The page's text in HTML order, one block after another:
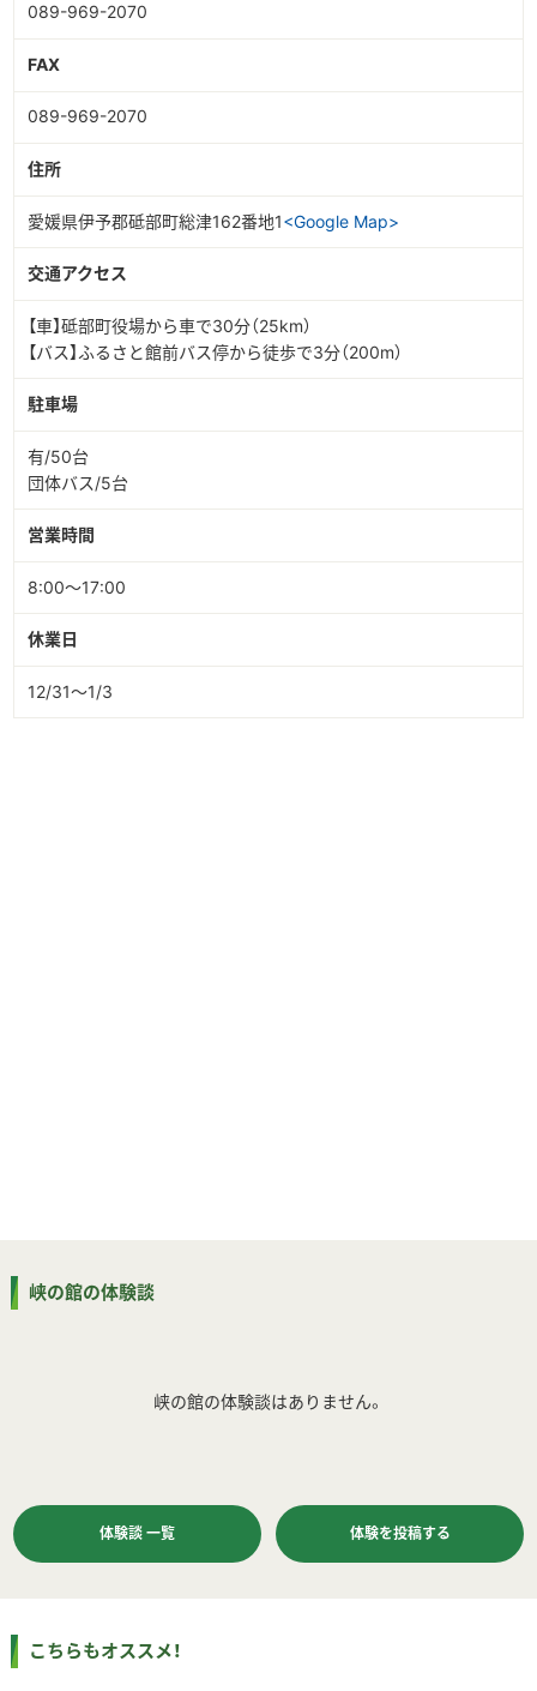
089-969-2070
FAX
089-969-2070
住所
愛媛県伊予郡砥部町総津162番地1<Google Map>
交通アクセス
【車】砥部町役場から車で30分（25km）
【バス】ふるさと館前バス停から徒歩で3分（200m）
駐車場
有/50台
団体バス/5台
営業時間
8:00～17:00
休業日
12/31～1/3
峡の館の体験談
峡の館の体験談はありません。
体験談 一覧 体験を投稿する
こちらもオススメ！